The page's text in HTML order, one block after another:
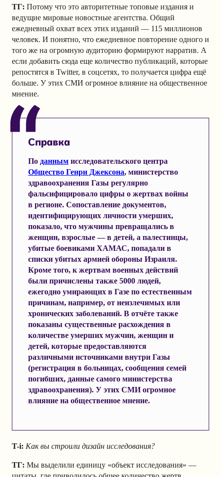
ТГ: Потому что это авторитетные топовые издания и
ведущие мировые новостные агентства. Общий
ежедневный охват всех этих изданий — 115 миллионов
человек. И понятно, что ежедневное повторение одного и
того же на огромную аудиторию формируют нарратив. А
если добавить сюда еще количество публикаций, которые
репостятся в Twitter, в соцсетях, то получается цифра ещё
больше. У этих СМИ огромное влияние на общественное
мнение.
Справка
По даннымисследовательского центра
Общество Генри Джексона, министерство
здравоохранения Газы регулярно
фальсифицировало цифры о жертвах войны
в регионе. Сопоставление документов,
идентифицирующих личности умерших,
показало, что мужчины превращались в
женщин, взрослые — в детей, а палестинцы,
убитые боевиками ХАМАС, попадали в
списки убитых армией обороны Израиля.
Кроме того, к жертвам военных действий
были причислены также 5000 людей,
ежегодно умирающих в Газе по естественным
причинам, например, от неизлечимых или
хронических заболеваний. В отчёте также
показаны существенные расхождения в
количестве умерших мужчин, женщин и
детей, которые предоставляются
различными источниками внутри Газы
(регистрация в больницах, сообщения семей
погибших, данные самого министерства
здравоохранения). У этих СМИ огромное
влияние на общественное мнение.
T-i: Как вы строили дизайн исследования?
ТГ: Мы выделили единицу «объект исследования» —